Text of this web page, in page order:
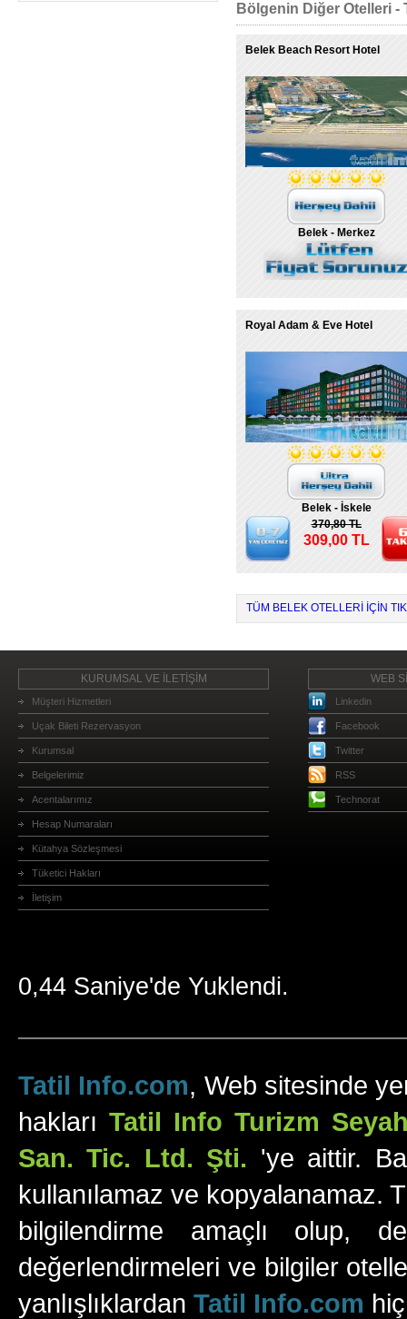
Bölgenin Diğer Otelleri -
Belek Beach Resort Hotel
Belek - Merkez
Royal Adam & Eve Hotel
Belek - İskele
370,80 TL
309,00 TL
TÜM BELEK OTELLERI IÇIN
KURUMSAL VE İLETİŞİM
Müşteri Hizmetleri
Uçak Bileti Rezervasyon
Kurumsal
Belgelerimiz
Acentalarımız
Hesap Numaraları
Kütahya Sözleşmesi
Tüketici Hakları
İletişim
WEB
Linkedin
Facebook
Twitter
RSS
Technorat
0,44 Saniye'de Yuklendi.
Tatil Info.com, Web sitesinde
hakları Tatil Info Turizm
San. Tic. Ltd. Şti. 'ye aittir.
kullanılamaz ve kopyalanamaz.
bilgilendirme amaçlı olup,
değerlendirmeleri ve bilgiler
yanlışlıklardan Tatil Info.com